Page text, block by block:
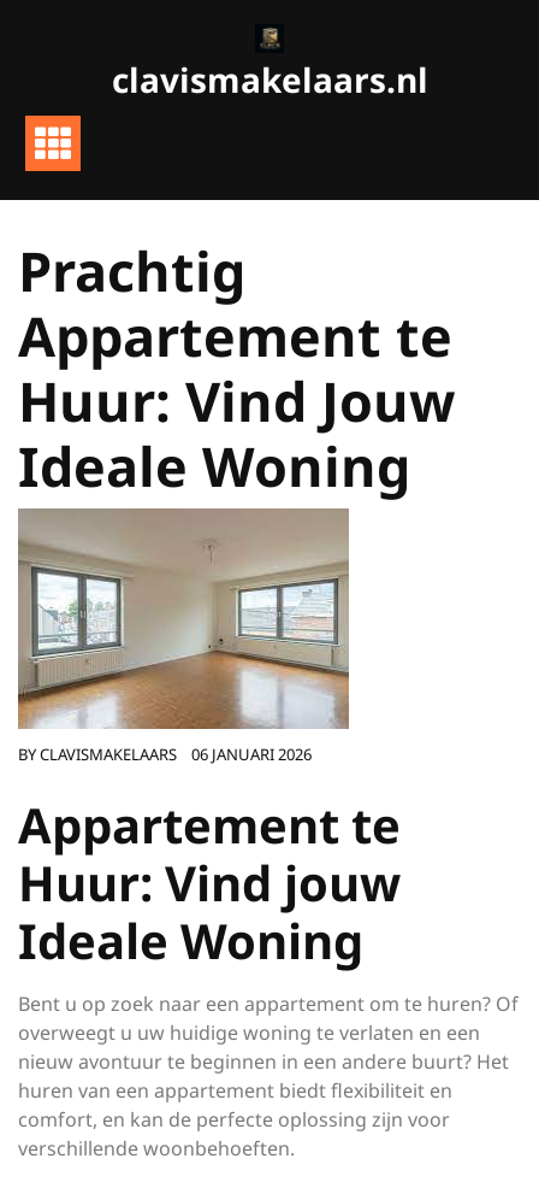
clavismakelaars.nl
Prachtig
Appartement te
Huur: Vind Jouw
Ideale Woning
BYCLAVISMAKELAARS 06 JANUARI 2026
Appartement te
Huur: Vind jouw
Ideale Woning
Bent u op zoek naar een appartement om te huren? Of
overweegt u uw huidige woning te verlaten en een
nieuw avontuur te beginnen in een andere buurt? Het
huren van een appartement biedt flexibiliteit en
comfort, en kan de perfecte oplossing zijn voor
verschillende woonbehoeften.